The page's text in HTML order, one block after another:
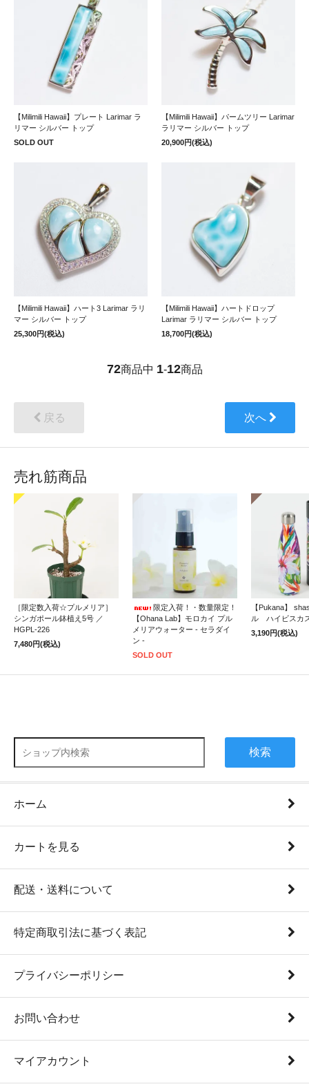
【Milimili Hawaii】プレート Larimar ラ
リマー シルバー トップ
SOLD OUT
【Milimili Hawaii】パームツリー Larimar
ラリマー シルバー トップ
20,900円(税込)
【Milimili Hawaii】ハート3 Larimar ラリ
マー シルバー トップ
25,300円(税込)
【Milimili Hawaii】ハートドロップ
Larimar ラリマー シルバー トップ
18,700円(税込)
72商品中 1-12商品
戻る 次へ
売れ筋商品
［限定数入荷☆プルメリア］
シンガポール鉢植え5号 ／
HGPL-226
7,480円(税込)
限定入荷！・数量限定！
【Ohana Lab】モロカイ プル
メリアウォーター - セラダイ
ン -
SOLD OUT
【Pukana】
ル ハイビスカ
3,190円(税込)
検索
ホーム
カートを見る
配送・送料について
特定商取引法に基づく表記
プライバシーポリシー
お問い合わせ
マイアカウント